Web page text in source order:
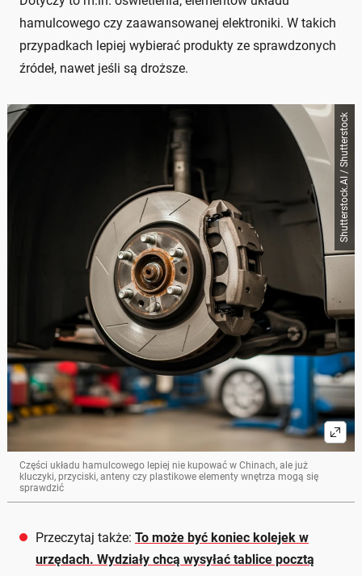
hamulcowego czy zaawansowanej elektroniki. W takich
przypadkach lepiej wybierać produkty ze sprawdzonych
źródeł, nawet jeśli są droższe.
Shutterstock.AI / Shutterstock
Części układu hamulcowego lepiej nie kupować w Chinach, ale już
kluczyki, przyciski, anteny czy plastikowe elementy wnętrza mogą się
sprawdzić
Przeczytaj także: To może być koniec kolejek w
urzędach. Wydziały chcą wysyłać tablice pocztą